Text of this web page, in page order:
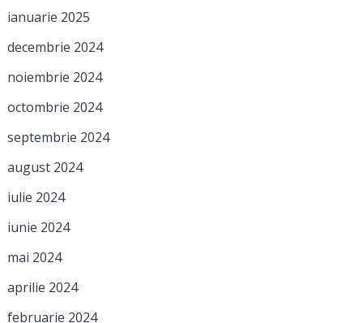
ianuarie 2025
decembrie 2024
noiembrie 2024
octombrie 2024
septembrie 2024
august 2024
iulie 2024
iunie 2024
mai 2024
aprilie 2024
februarie 2024